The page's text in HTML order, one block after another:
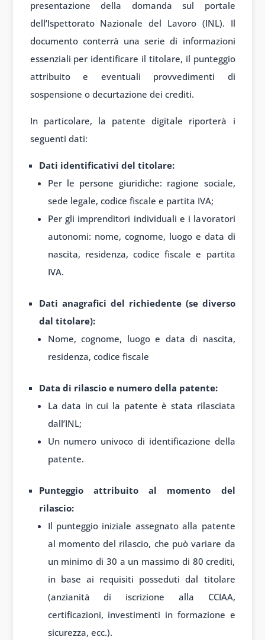
presentazione della domanda sul portale
dell’Ispettorato Nazionale del Lavoro (INL). Il
documento conterrà una serie di informazioni
essenziali per identificare il titolare, il punteggio
attribuito e eventuali provvedimenti di
sospensione o decurtazione dei crediti.
In particolare, la patente digitale riporterà i
seguenti dati:
Dati identificativi del titolare:
Per le persone giuridiche: ragione sociale,
sede legale, codice fiscale e partita IVA;
Per gli imprenditori individuali e i lavoratori
autonomi: nome, cognome, luogo e data di
nascita, residenza, codice fiscale e partita
IVA.
Dati anagrafici del richiedente (se diverso
dal titolare):
Nome, cognome, luogo e data di nascita,
residenza, codice fiscale
Data di rilascio e numero della patente:
La data in cui la patente è stata rilasciata
dall’INL;
Un numero univoco di identificazione della
patente.
Punteggio attribuito al momento del
rilascio:
Il punteggio iniziale assegnato alla patente
al momento del rilascio, che può variare da
un minimo di 30 a un massimo di 80 crediti,
in base ai requisiti posseduti dal titolare
(anzianità di iscrizione alla CCIAA,
certificazioni, investimenti in formazione e
sicurezza, ecc.).